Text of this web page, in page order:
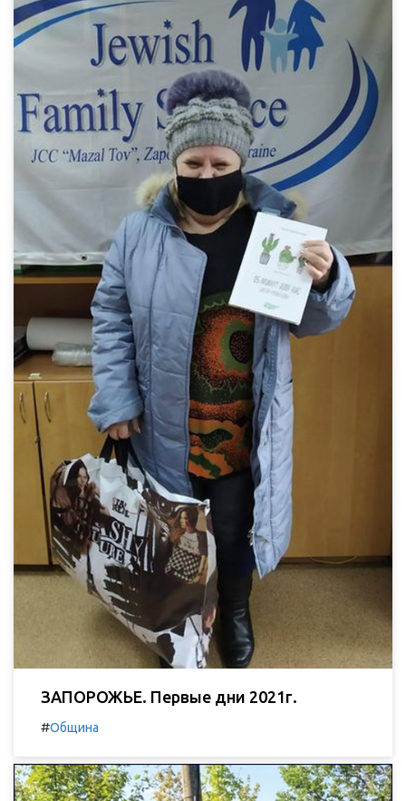
ЗАПОРОЖЬЕ. Первые дни 2021г.
#Община